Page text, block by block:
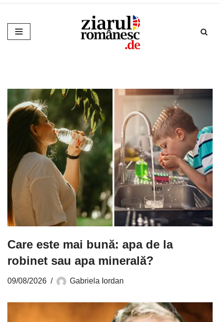
Sari
la
Care este mai bună: apa de la
robinet sau apa minerală?
09/08/2026 Gabriela Iordan